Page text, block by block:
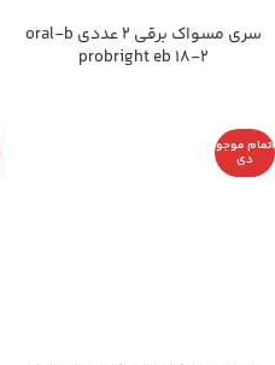
سری مسواک برقی 2 عددی oral-b
probright eb 18-2
اتمام موجو
دی